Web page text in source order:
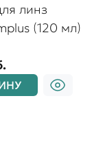
линз
(120 мл)